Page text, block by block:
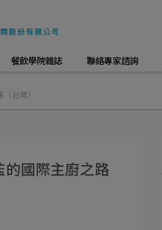
餐飲學院雜誌 聯絡專家諮詢
台灣）
國際主廚之路